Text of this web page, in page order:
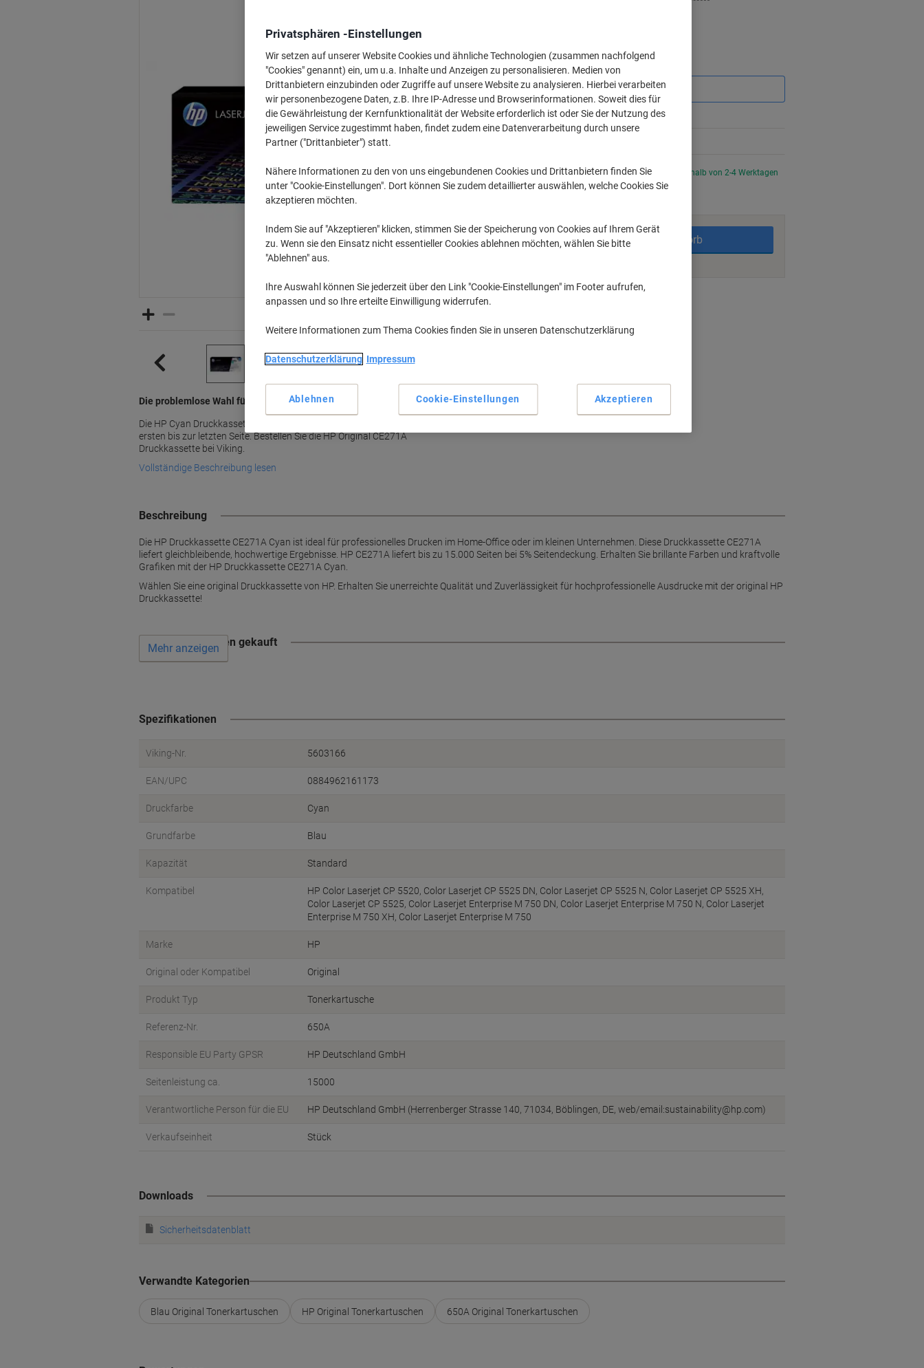
Die problemlose Wahl für Ihren HP Drucker.
Die HP Cyan Druckkassette bietet gleichbleibende Druckqualität von der
ersten bis zur letzten Seite. Bestellen Sie die HP Original CE271A
Druckkassette bei Viking.
Vollständige Beschreibung lesen
exkl. USt
1Stück 644,00 €
2Stück 614,00 € -4%
Aktuell verfügbar Vor 17:00 Uhr bestellt, Lieferzeit innerhalb von 2-4 Werktagen
Menge
In den Warenkorb
Lieferinformationen
Haupteigenschaften
Beschreibung
Die HP Druckkassette CE271A Cyan ist ideal für professionelles Drucken im Home-Office oder im kleinen Unternehmen. Diese Druckkassette CE271A
liefert gleichbleibende, hochwertige Ergebnisse. HP CE271A liefert bis zu 15.000 Seiten bei 5% Seitendeckung. Erhalten Sie brillante Farben und kraftvolle
Grafiken mit der HP Druckkassette CE271A Cyan.
Wählen Sie eine original Druckkassette von HP. Erhalten Sie unerreichte Qualität und Zuverlässigkeit für hochprofessionelle Ausdrucke mit der original HP
Druckkassette!
Wird oft zusammen gekauft
Mehr anzeigen
Spezifikationen
Viking-Nr. 5603166
EAN/UPC 0884962161173
Druckfarbe Cyan
Grundfarbe Blau
Kapazität Standard
Kompatibel
HP Color Laserjet CP 5520, Color Laserjet CP 5525 DN, Color Laserjet CP 5525 N, Color Laserjet CP 5525 XH,
Color Laserjet CP 5525, Color Laserjet Enterprise M 750 DN, Color Laserjet Enterprise M 750 N, Color Laserjet
Enterprise M 750 XH, Color Laserjet Enterprise M 750
Marke HP
Original oder Kompatibel Original
Produkt Typ Tonerkartusche
Referenz-Nr. 650A
Responsible EU Party GPSR HP Deutschland GmbH
Seitenleistung ca. 15000
Verantwortliche Person für die EU HP Deutschland GmbH (Herrenberger Strasse 140, 71034, Böblingen, DE, web/email:sustainability@hp.com)
Verkaufseinheit Stück
Downloads
Sicherheitsdatenblatt
Verwandte Kategorien
Blau Original Tonerkartuschen HP Original Tonerkartuschen 650A Original Tonerkartuschen
Privatsphären -Einstellungen
Wir setzen auf unserer Website Cookies und ähnliche Technologien (zusammen nachfolgend
"Cookies" genannt) ein, um u.a. Inhalte und Anzeigen zu personalisieren. Medien von
Drittanbietern einzubinden oder Zugriffe auf unsere Website zu analysieren. Hierbei verarbeiten
wir personenbezogene Daten, z.B. Ihre IP-Adresse und Browserinformationen. Soweit dies für
die Gewährleistung der Kernfunktionalität der Website erforderlich ist oder Sie der Nutzung des
jeweiligen Service zugestimmt haben, findet zudem eine Datenverarbeitung durch unsere
Partner ("Drittanbieter") statt.
Nähere Informationen zu den von uns eingebundenen Cookies und Drittanbietern finden Sie
unter "Cookie-Einstellungen". Dort können Sie zudem detaillierter auswählen, welche Cookies Sie
akzeptieren möchten.
Indem Sie auf "Akzeptieren" klicken, stimmen Sie der Speicherung von Cookies auf Ihrem Gerät
zu. Wenn sie den Einsatz nicht essentieller Cookies ablehnen möchten, wählen Sie bitte
"Ablehnen" aus.
Ihre Auswahl können Sie jederzeit über den Link "Cookie-Einstellungen" im Footer aufrufen,
anpassen und so Ihre erteilte Einwilligung widerrufen.
Weitere Informationen zum Thema Cookies finden Sie in unseren Datenschutzerklärung
Datenschutzerklärung Impressum
Cookie-Einstellungen
Ablehnen Akzeptieren